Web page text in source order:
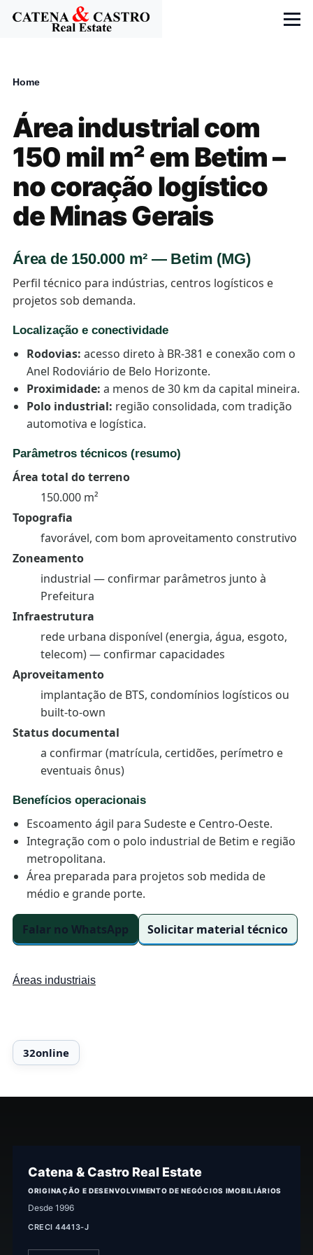
Skip to main content
Menu
Home
Área industrial com
150 mil m² em Betim –
no coração logístico
de Minas Gerais
Área de 150.000 m² — Betim (MG)
Perfil técnico para indústrias, centros logísticos e
projetos sob demanda.
Localização e conectividade
Rodovias: acesso direto à BR-381 e conexão com o
Anel Rodoviário de Belo Horizonte.
Proximidade: a menos de 30 km da capital mineira.
Polo industrial: região consolidada, com tradição
automotiva e logística.
Parâmetros técnicos (resumo)
Área total do terreno
150.000 m²
Topografia
favorável, com bom aproveitamento construtivo
Zoneamento
industrial — confirmar parâmetros junto à
Prefeitura
Infraestrutura
rede urbana disponível (energia, água, esgoto,
telecom) — confirmar capacidades
Aproveitamento
implantação de BTS, condomínios logísticos ou
built-to-own
Status documental
a confirmar (matrícula, certidões, perímetro e
eventuais ônus)
Benefícios operacionais
Escoamento ágil para Sudeste e Centro-Oeste.
Integração com o polo industrial de Betim e região
metropolitana.
Área preparada para projetos sob medida de
médio e grande porte.
Falar no WhatsApp Solicitar material técnico
Áreas industriais
Catena & Castro Real Estate
ORIGINAÇÃO E DESENVOLVIMENTO DE NEGÓCIOS IMOBILIÁRIOS
Desde 1996
CRECI 44413-J